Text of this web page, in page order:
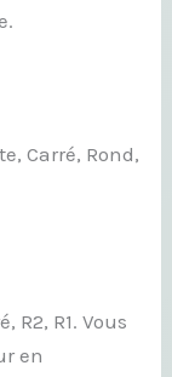
Carré, Rond,
R2, R1. Vous
en